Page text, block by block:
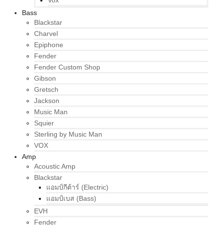
Bass
Blackstar
Charvel
Epiphone
Fender
Fender Custom Shop
Gibson
Gretsch
Jackson
Music Man
Squier
Sterling by Music Man
VOX
Amp
Acoustic Amp
Blackstar
แอมป์กีต้าร์ (Electric)
แอมป์เบส (Bass)
EVH
Fender